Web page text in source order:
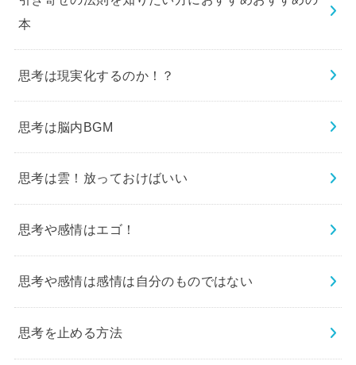
本
思考は現実化するのか！？
思考は脳内BGM
思考は雲！放っておけばいい
思考や感情はエゴ！
思考や感情は感情は自分のものではない
思考を止める方法